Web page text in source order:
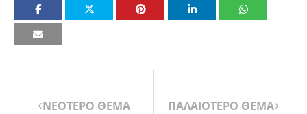
ΝΕΟΤΕΡΟ ΘΕΜΑ ΠΑΛΑΙΟΤΕΡΟ ΘΕΜΑ